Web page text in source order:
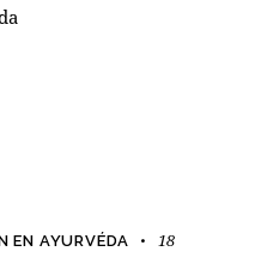
EN AYURVÉDA
18